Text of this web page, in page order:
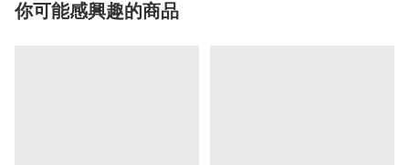
你可能感興趣的商品